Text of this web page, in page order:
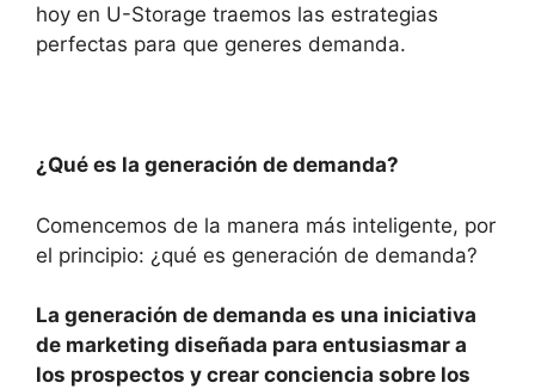
hoy en U-Storage traemos las estrategias
perfectas para que generes demanda.
¿Qué es la generación de demanda?
Comencemos de la manera más inteligente, por
el principio: ¿qué es generación de demanda?
La generación de demanda es una iniciativa
de marketing diseñada para entusiasmar a
los prospectos y crear conciencia sobre los